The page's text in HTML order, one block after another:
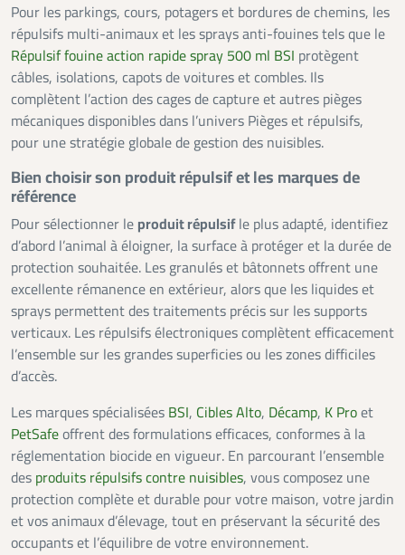
Pour les parkings, cours, potagers et bordures de chemins, les
répulsifs multi-animaux et les sprays anti-fouines tels que le
Répulsif fouine action rapide spray 500 ml BSI protègent
câbles, isolations, capots de voitures et combles. Ils
complètent l’action des cages de capture et autres pièges
mécaniques disponibles dans l’univers Pièges et répulsifs,
pour une stratégie globale de gestion des nuisibles.
Bien choisir son produit répulsif et les marques de
référence
Pour sélectionner le produit répulsifle plus adapté, identifiez
d’abord l’animal à éloigner, la surface à protéger et la durée de
protection souhaitée. Les granulés et bâtonnets offrent une
excellente rémanence en extérieur, alors que les liquides et
sprays permettent des traitements précis sur les supports
verticaux. Les répulsifs électroniques complètent efficacement
l’ensemble sur les grandes superficies ou les zones difficiles
d’accès.
Les marques spécialisées BSI, Cibles Alto, Décamp, K Proet
PetSafeoffrent des formulations efficaces, conformes à la
réglementation biocide en vigueur. En parcourant l’ensemble
des produits répulsifs contre nuisibles, vous composez une
protection complète et durable pour votre maison, votre jardin
et vos animaux d’élevage, tout en préservant la sécurité des
occupants et l’équilibre de votre environnement.